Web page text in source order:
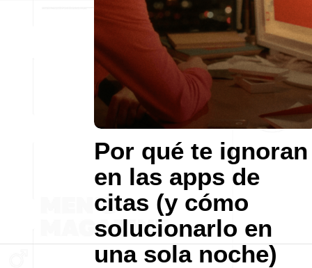
Por qué te ignoran
en las apps de
citas (y cómo
solucionarlo en
una sola noche)